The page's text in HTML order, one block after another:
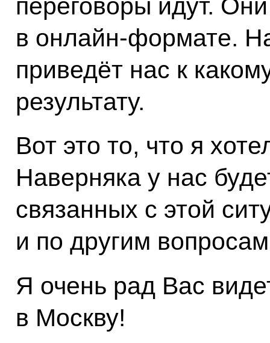
переговоры идут.
в онлайн-формате.
приведёт нас к
результату.
Вот это то, что я
Наверняка у нас
связанных с этой
и по другим
Я очень рад Вас
в Москву!